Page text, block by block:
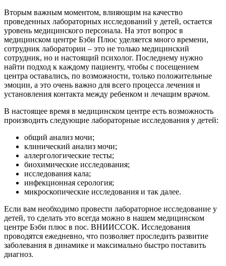
Вторым важным моментом, влияющим на качество
проведенных лабораторных исследований у детей, остается
уровень медицинского персонала. На этот вопрос в
медицинском центре Бэби Плюс уделяется много времени,
сотрудник лаборатории – это не только медицинский
сотрудник, но и настоящий психолог. Последнему нужно
найти подход к каждому пациенту, чтобы с посещением
центра оставались, по возможности, только положительные
эмоции, а это очень важно для всего процесса лечения и
установления контакта между ребенком и лечащим врачом.
В настоящее время в медицинском центре есть возможность
производить следующие лабораторные исследования у детей:
общий анализ мочи;
клинический анализ мочи;
аллергологические тесты;
биохимические исследования;
исследования кала;
инфекционная серология;
микроскопические исследования и так далее.
Если вам необходимо провести лабораторное исследование у
детей, то сделать это всегда можно в нашем медицинском
центре Бэби плюс в пос. ВНИИССОК. Исследования
проводятся ежедневно, что позволяет проследить развитие
заболевания в динамике и максимально быстро поставить
диагноз.